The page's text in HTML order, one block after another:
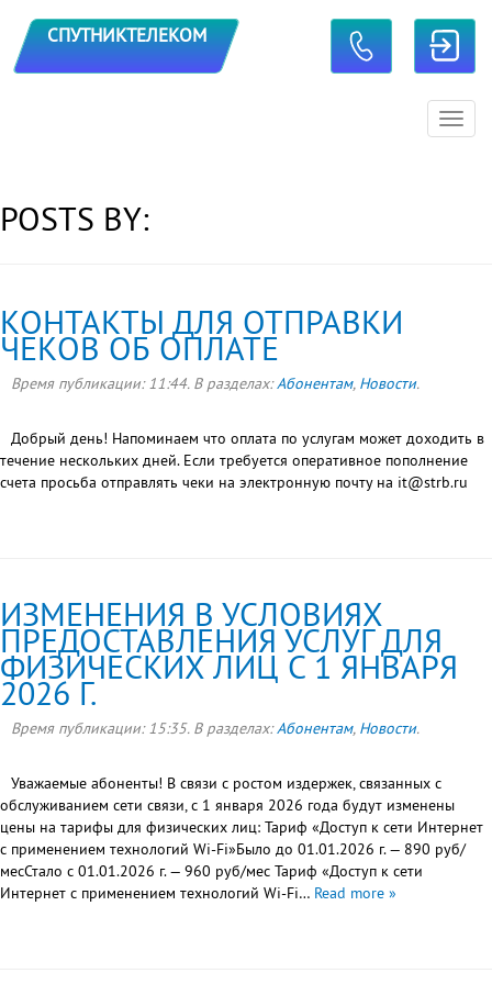
СПУТНИКТЕЛЕКОМ TOGGLE CONTACTS
POSTS BY:
КОНТАКТЫ ДЛЯ ОТПРАВКИ
ЧЕКОВ ОБ ОПЛАТЕ
Время публикации:11:44. В разделах:Абонентам, Новости.
Добрый день! Напоминаем что оплата по услугам может доходить в
течение нескольких дней. Если требуется оперативное пополнение
счета просьба отправлять чеки на электронную почту на it@strb.ru
ИЗМЕНЕНИЯ В УСЛОВИЯХ
ПРЕДОСТАВЛЕНИЯ УСЛУГ ДЛЯ
ФИЗИЧЕСКИХ ЛИЦ С 1 ЯНВАРЯ
2026 Г.
Время публикации:15:35. В разделах:Абонентам, Новости.
Уважаемые абоненты! В связи с ростом издержек, связанных с
обслуживанием сети связи, с 1 января 2026 года будут изменены
цены на тарифы для физических лиц: Тариф «Доступ к сети Интернет
с применением технологий Wi-Fi»Было до 01.01.2026 г. — 890 руб/
месСтало с 01.01.2026 г. — 960 руб/мес Тариф «Доступ к сети
Интернет с применением технологий Wi-Fi… Read more »